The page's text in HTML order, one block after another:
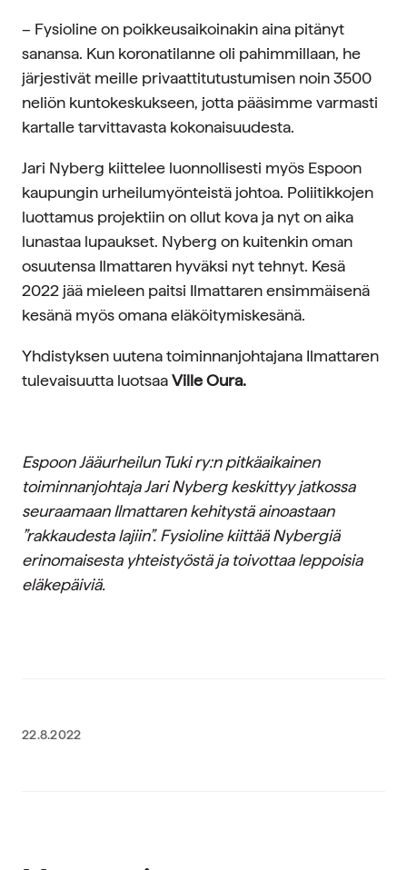
– Fysioline on poikkeusaikoinakin aina pitänyt
sanansa. Kun koronatilanne oli pahimmillaan, he
järjestivät meille privaattitutustumisen noin 3500
neliön kuntokeskukseen, jotta pääsimme varmasti
kartalle tarvittavasta kokonaisuudesta.
Jari Nyberg kiittelee luonnollisesti myös Espoon
kaupungin urheilumyönteistä johtoa. Poliitikkojen
luottamus projektiin on ollut kova ja nyt on aika
lunastaa lupaukset. Nyberg on kuitenkin oman
osuutensa Ilmattaren hyväksi nyt tehnyt. Kesä
2022 jää mieleen paitsi Ilmattaren ensimmäisenä
kesänä myös omana eläköitymiskesänä.
Yhdistyksen uutena toiminnanjohtajana Ilmattaren
tulevaisuutta luotsaaVille Oura.
Espoon Jääurheilun Tuki ry:n pitkäaikainen
toiminnanjohtaja Jari Nyberg keskittyy jatkossa
seuraamaan Ilmattaren kehitystä ainoastaan
”rakkaudesta lajiin”. Fysioline kiittää Nybergiä
erinomaisesta yhteistyöstä ja toivottaa leppoisia
eläkepäiviä.
22.8.2022